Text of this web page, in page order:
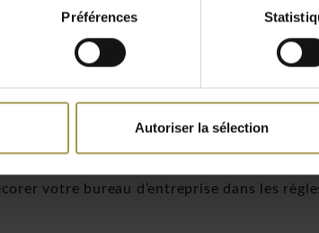
Préférences
Autoriser la sélection
mieux ranger vos
de profiter d’un espace confortable
servir pour ranger vos classeurs, vos
avec des étagères ou un
individuels et nos
votre bureau d’entreprise dans les